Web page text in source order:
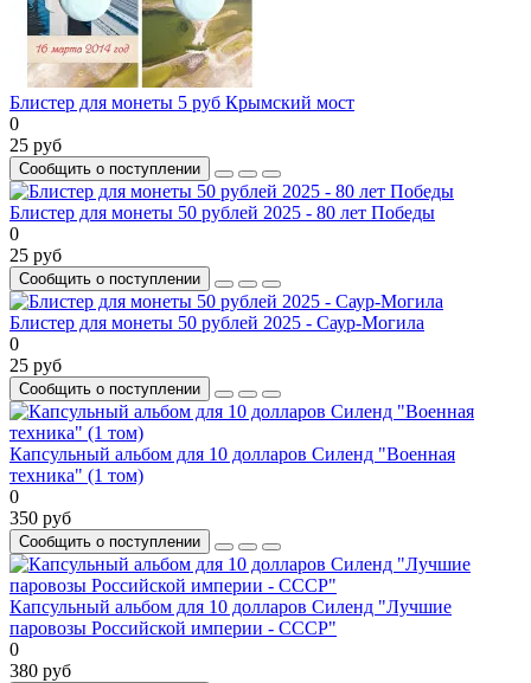
Блистер для монеты 5 руб Крымский мост
0
25 руб
Сообщить о поступлении
Блистер для монеты 50 рублей 2025 - 80 лет Победы
0
25 руб
Сообщить о поступлении
Блистер для монеты 50 рублей 2025 - Саур-Могила
0
25 руб
Сообщить о поступлении
Капсульный альбом для 10 долларов Силенд "Военная
техника" (1 том)
0
350 руб
Сообщить о поступлении
Капсульный альбом для 10 долларов Силенд "Лучшие
паровозы Российской империи - СССР"
0
380 руб